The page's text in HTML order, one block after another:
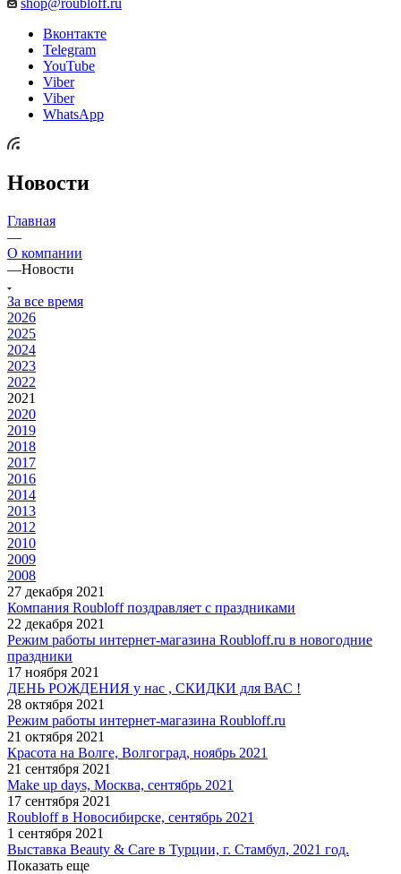
Вконтакте
Telegram
YouTube
Viber
Viber
WhatsApp
Новости
Главная
—
О компании
—Новости
За все время
2026
2025
2024
2023
2022
2021
2020
2019
2018
2017
2016
2014
2013
2012
2010
2009
2008
27 декабря 2021
Компания Roubloff поздравляет с праздниками
22 декабря 2021
Режим работы интернет-магазина Roubloff.ru в новогодние
праздники
17 ноября 2021
ДЕНЬ РОЖДЕНИЯ у нас , СКИДКИ для ВАС !
28 октября 2021
Режим работы интернет-магазина Roubloff.ru
21 октября 2021
Красота на Волге, Волгоград, ноябрь 2021
21 сентября 2021
Make up days, Москва, сентябрь 2021
17 сентября 2021
Roubloff в Новосибирске, сентябрь 2021
1 сентября 2021
Выставка Beauty & Care в Турции, г. Стамбул, 2021 год.
Показать еще